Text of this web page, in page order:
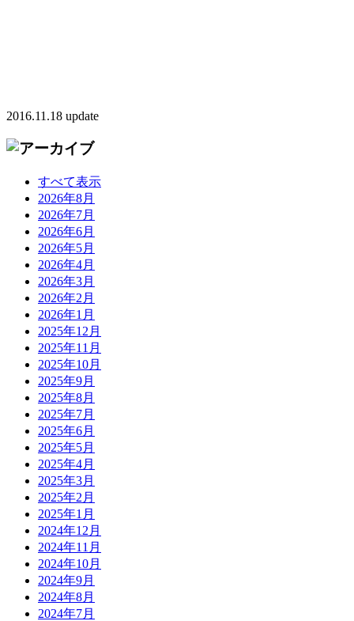
2016.11.18 update
すべて表示
2026年8月
2026年7月
2026年6月
2026年5月
2026年4月
2026年3月
2026年2月
2026年1月
2025年12月
2025年11月
2025年10月
2025年9月
2025年8月
2025年7月
2025年6月
2025年5月
2025年4月
2025年3月
2025年2月
2025年1月
2024年12月
2024年11月
2024年10月
2024年9月
2024年8月
2024年7月